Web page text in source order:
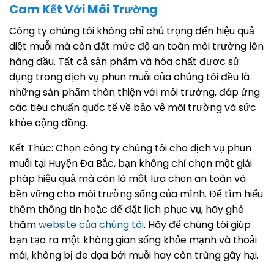
Cam Kết Với Môi Trường
Công ty chúng tôi không chỉ chú trọng đến hiệu quả
diệt muỗi mà còn đặt mức độ an toàn môi trường lên
hàng đầu. Tất cả sản phẩm và hóa chất được sử
dụng trong dịch vụ phun muỗi của chúng tôi đều là
những sản phẩm thân thiện với môi trường, đáp ứng
các tiêu chuẩn quốc tế về bảo vệ môi trường và sức
khỏe cộng đồng.
Kết Thúc: Chọn công ty chúng tôi cho dịch vụ phun
muỗi tại Huyện Đa Bắc, bạn không chỉ chọn một giải
pháp hiệu quả mà còn là một lựa chọn an toàn và
bền vững cho môi trường sống của mình. Để tìm hiểu
thêm thông tin hoặc để đặt lịch phục vụ, hãy ghé
thămwebsite của chúng tôi. Hãy để chúng tôi giúp
bạn tạo ra một không gian sống khỏe mạnh và thoải
mái, không bị đe dọa bởi muỗi hay côn trùng gây hại.